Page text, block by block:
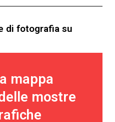
di fotografia su
mappa
mostre